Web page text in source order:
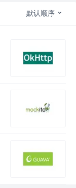
默认顺序